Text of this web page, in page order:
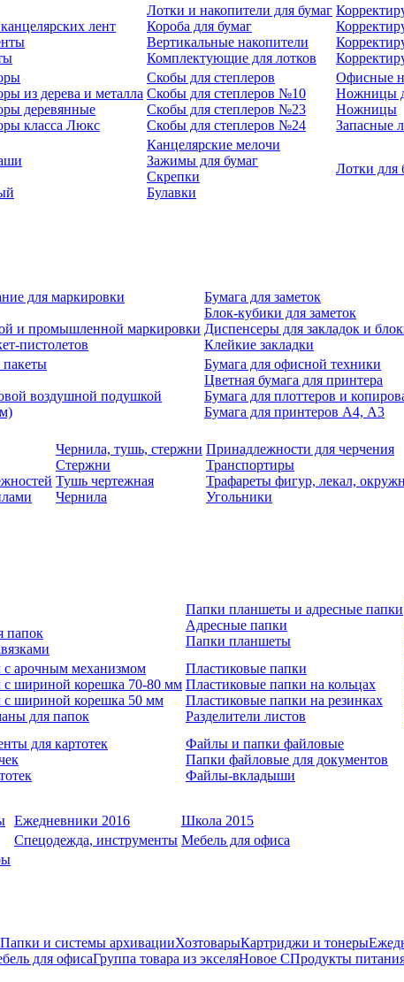
лент
Лотки и накопители для бумаг
Короба для бумаг
Вертикальные накопители
Комплектующие для лотков
из дерева и металла
деревянные
класса Люкс
Скобы для степлеров
Скобы для степлеров №10
Скобы для степлеров №23
Скобы для степлеров №24
Офисные
Ножницы
Ножницы
Запасные
Канцелярские мелочи
Зажимы для бумаг
Скрепки
Булавки
Лотки для
для маркировки
и промышленной маркировки
пистолетов
Бумага для заметок
Блок-кубики для заметок
Диспенсеры для закладок и
Клейкие закладки
воздушной подушкой
Бумага для офисной техники
Цветная бумага для принтера
Бумага для плоттеров и
Бумага для принтеров А4, А3
Чернила, тушь, стержни
Стержни
Тушь чертежная
Чернила
Принадлежности для черчения
Транспортиры
Трафареты фигур, лекал,
Угольники
папок
Папки планшеты и адресные папки
Адресные папки
Папки планшеты
с арочным механизмом
с шириной корешка 70-80 мм
с шириной корешка 50 мм
для папок
Пластиковые папки
Пластиковые папки на кольцах
Пластиковые папки на резинках
Разделители листов
для картотек
Файлы и папки файловые
Папки файловые для документов
Файлы-вкладыши
Ежедневники 2016
Школа 2015
Спецодежда, инструменты Мебель для офиса
Папки и системы архивацииХозтоварыКартриджи и тонеры
для офисаГруппа товара из экселяНовое СПродукты